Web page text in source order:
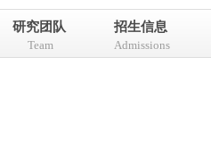
研究团队 招生信息
Team Admissions